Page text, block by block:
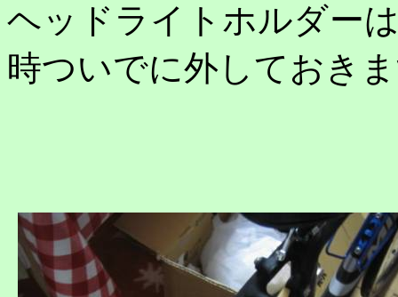
ヘッドライトホルダー
時ついでに外しておき